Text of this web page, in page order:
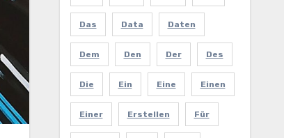
Das Data Daten
Dem Den Der Des
Die Ein Eine Einen
Einer Erstellen Für